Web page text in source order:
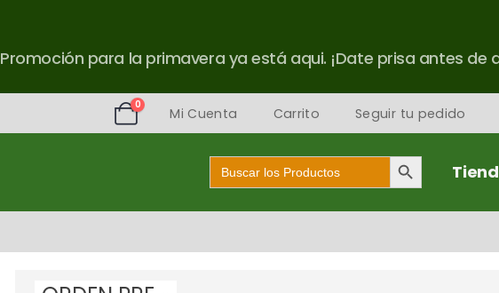
Promoción para la primavera ya está aqui. ¡Date prisa antes de
0
Mi Cuenta Carrito Seguir tu pedido
Buscar: Botón de búsqueda